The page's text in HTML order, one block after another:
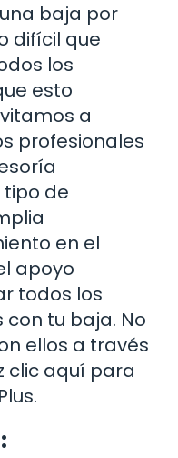
baja por
difícil que
los
esto
a
profesionales
de
en el
apoyo
todos los
tu baja. No
ellos a través
clic aquí para